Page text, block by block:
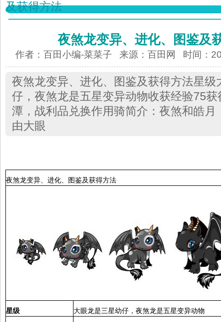
及获得方法
夜煞龙变异、进化、图鉴及
作者：百田小编-菜菜子 来源： 百田网 时间：
夜煞龙变异、进化、图鉴及获得方法星级
仔，夜煞龙是五星变异动物收获经验75
潭，战利品兑换作用骑简介：夜煞和皓月
由大眼
夜煞龙变异、进化、图鉴及获得方法
星级
大眼龙是三星幼仔，夜煞龙是五星变异动物